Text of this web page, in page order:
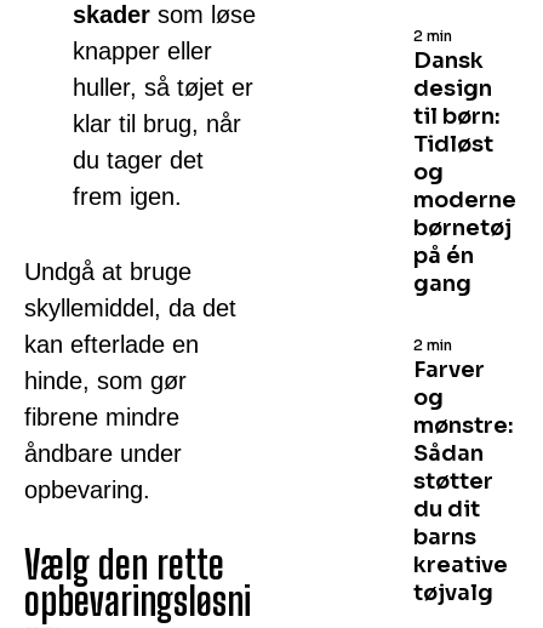
skader som løse
knapper eller
huller, så tøjet er
klar til brug, når
du tager det
frem igen.
Undgå at bruge
skyllemiddel, da det
kan efterlade en
hinde, som gør
fibrene mindre
åndbare under
opbevaring.
Vælg den rette
opbevaringsløsni
Dansk
design
til børn:
Tidløst
og
moderne
børnetøj
på én
gang
2 min
Farver
og
mønstre:
Sådan
støtter
du dit
barns
kreative
tøjvalg
2 min